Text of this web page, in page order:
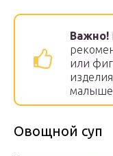
Важно!
или
Овощной суп